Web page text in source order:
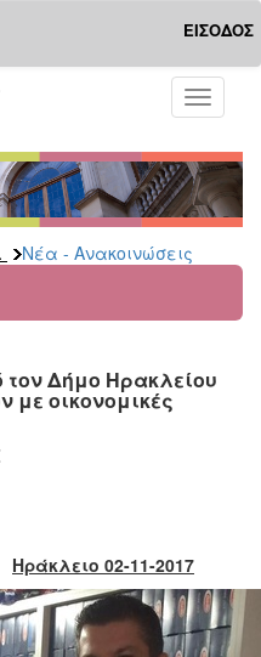
ΕΙΣΟΔΟΣ
Toggle
Νέα - Ανακοινώσεις
Δήμο Ηρακλείου
με οικονομικές
Ηράκλειο 02-11-2017